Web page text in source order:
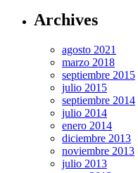
Archives
agosto 2021
marzo 2018
septiembre 2015
julio 2015
septiembre 2014
julio 2014
enero 2014
diciembre 2013
noviembre 2013
julio 2013